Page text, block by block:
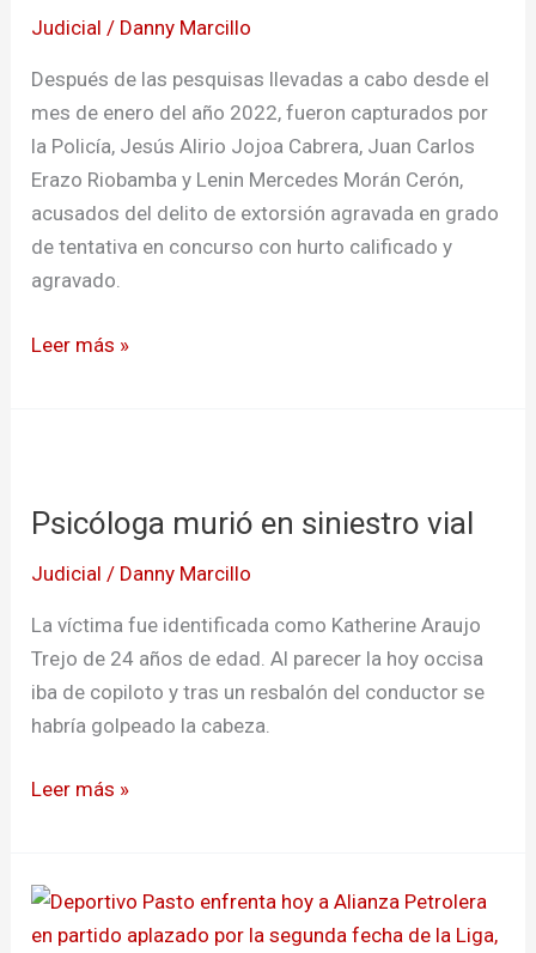
Judicial / Danny Marcillo
Después de las pesquisas llevadas a cabo desde el
mes de enero del año 2022, fueron capturados por
la Policía, Jesús Alirio Jojoa Cabrera, Juan Carlos
Erazo Riobamba y Lenin Mercedes Morán Cerón,
acusados del delito de extorsión agravada en grado
de tentativa en concurso con hurto calificado y
agravado.
de
la
Sijin
Leer más »
Psicóloga murió en siniestro vial
Judicial / Danny Marcillo
La víctima fue identificada como Katherine Araujo
Trejo de 24 años de edad. Al parecer la hoy occisa
iba de copiloto y tras un resbalón del conductor se
habría golpeado la cabeza.
en
Leer más »
Pasto
busca